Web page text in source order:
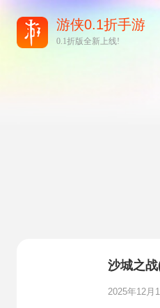
游侠0.1折手游
0.1折版全新上线!
沙城之
说）
2025年12月